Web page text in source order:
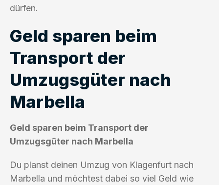
dürfen.
Geld sparen beim
Transport der
Umzugsgüter nach
Marbella
Geld sparen beim Transport der
Umzugsgüter nach Marbella
Du planst deinen Umzug von Klagenfurt nach
Marbella und möchtest dabei so viel Geld wie